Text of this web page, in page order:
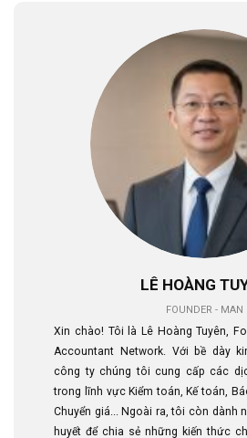
LÊ HOÀNG
FOUNDER - MAN
Xin chào! Tôi là Lê Hoàng Tuyên,
Accountant Network. Với bề dày
công ty chúng tôi cung cấp các
trong lĩnh vực Kiểm toán, Kế toán,
Chuyển giá... Ngoài ra, tôi còn dành
huyết để chia sẻ những kiến thức